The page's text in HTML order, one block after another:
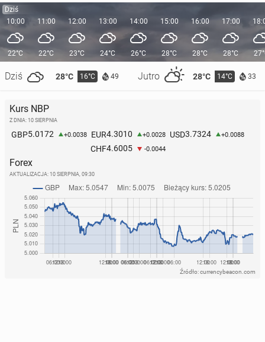
Dziś
10:00
22°C
Dziś 28°C 16°C 49 Jutro 28°C 14°C 33
11:00
22°C
12:00
23°C
13:00
24°C
14:00
26°C
15:00
28°C
16:00
28°C
17:00
28°C
Kurs NBP
Z DNIA: 10 SIERPNIA
GBP5.0172 +0.0038 EUR4.3010 +0.0028 USD3.7324 +0.0088
CHF4.6005 -0.0044
Forex
AKTUALIZACJA: 10 SIERPNIA, 09:30
Źródło: currencybeacon.com